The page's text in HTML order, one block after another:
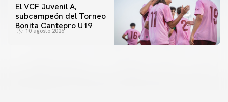
El VCF Juvenil A,
subcampeón del Torneo
Bonita Cantepro U19
10 agosto 2026